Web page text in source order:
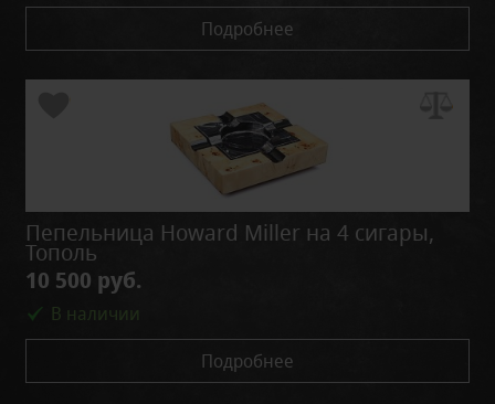
Подробнее
Пепельница Howard Miller на 4 сигары,
Тополь
10 500 руб.
В наличии
Подробнее